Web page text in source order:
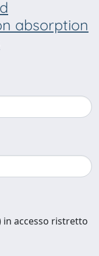
absorption
accesso ristretto